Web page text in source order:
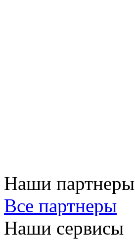
Наши партнеры
Все партнеры
Наши сервисы